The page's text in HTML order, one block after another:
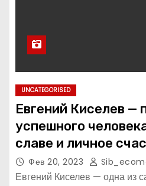
UNCATEGORISED
Евгений Киселев —
успешного
славе и личное
Фев 20, 2023
Евгений Киселев — одна из